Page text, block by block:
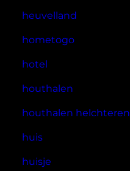
heuvelland
hometogo
hotel
houthalen
houthalen helchteren
huis
huisje